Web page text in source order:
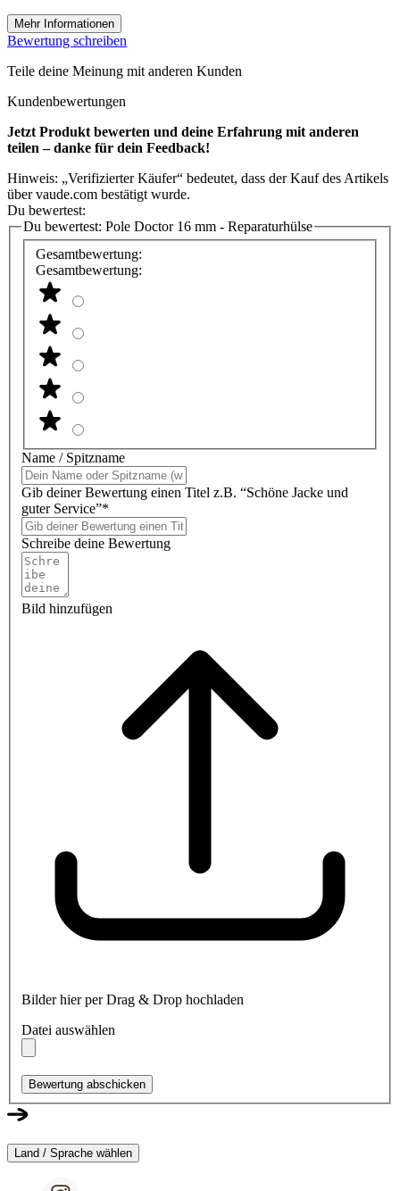
Mehr Informationen
Bewertung schreiben
Teile deine Meinung mit anderen Kunden
Kundenbewertungen
Jetzt Produkt bewerten und deine Erfahrung mit anderen
teilen – danke für dein Feedback!
Hinweis: „Verifizierter Käufer“ bedeutet, dass der Kauf des Artikels
über vaude.com bestätigt wurde.
Du bewertest:
Du bewertest: Pole Doctor 16 mm - Reparaturhülse
Gesamtbewertung:
Gesamtbewertung:
Name / Spitzname
Gib deiner Bewertung einen Titel z.B. “Schöne Jacke und
guter Service”*
Schreibe deine Bewertung
Bild hinzufügen
Bilder hier per Drag & Drop hochladen
Datei auswählen
Bewertung abschicken
Land / Sprache wählen